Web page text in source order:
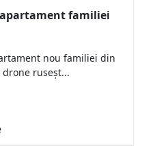
familiei
nou familiei din
ruseșt...